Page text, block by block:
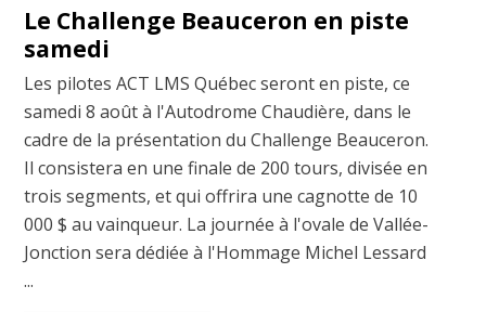
Le Challenge Beauceron en piste
samedi
Les pilotes ACT LMS Québec seront en piste, ce
samedi 8 août à l'Autodrome Chaudière, dans le
cadre de la présentation du Challenge Beauceron.
Il consistera en une finale de 200 tours, divisée en
trois segments, et qui offrira une cagnotte de 10
000 $ au vainqueur. La journée à l'ovale de Vallée-
Jonction sera dédiée à l'Hommage Michel Lessard
...